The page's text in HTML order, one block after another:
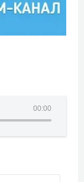
00:00